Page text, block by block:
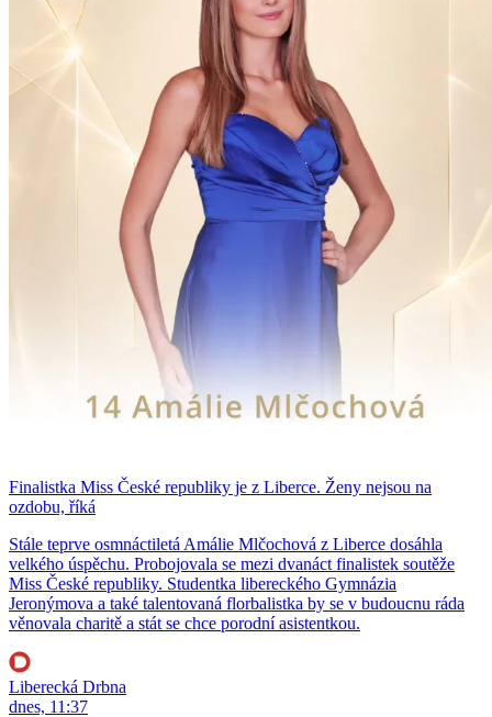
Finalistka Miss České republiky je z Liberce. Ženy nejsou na
ozdobu, říká
Stále teprve osmnáctiletá Amálie Mlčochová z Liberce dosáhla
velkého úspěchu. Probojovala se mezi dvanáct finalistek soutěže
Miss České republiky. Studentka libereckého Gymnázia
Jeronýmova a také talentovaná florbalistka by se v budoucnu ráda
věnovala charitě a stát se chce porodní asistentkou.
Liberecká Drbna
dnes, 11:37